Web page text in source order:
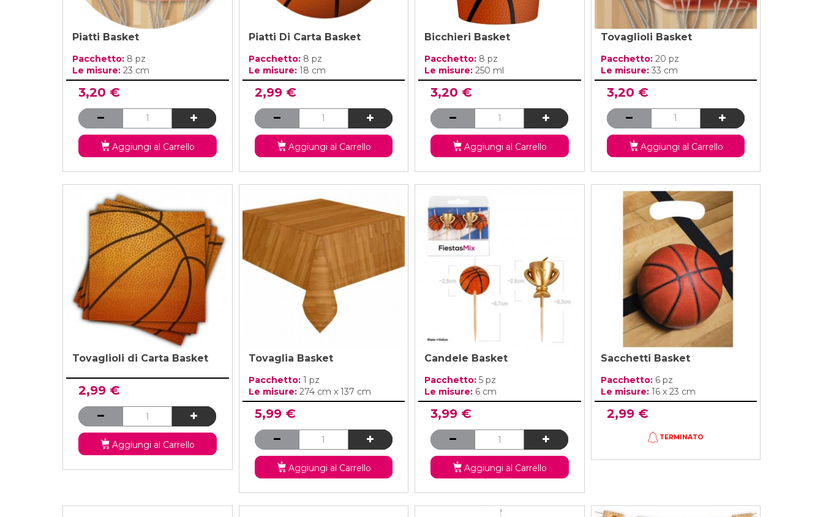
Piatti Basket
Pacchetto: 8 pz
Le misure: 23 cm
3,20 €
Aggiungi al Carrello
Piatti Di Carta Basket
Pacchetto: 8 pz
Le misure: 18 cm
2,99 €
Aggiungi al Carrello
Bicchieri Basket
Pacchetto: 8 pz
Le misure: 250 ml
3,20 €
Aggiungi al Carrello
Tovaglioli Basket
Pacchetto: 20 pz
Le misure: 33 cm
3,20 €
Aggiungi al Carrello
Tovaglioli di Carta Basket
2,99 €
Aggiungi al Carrello
Tovaglia Basket
Pacchetto: 1 pz
Le misure: 274 cm x 137 cm
5,99 €
Aggiungi al Carrello
Candele Basket
Pacchetto: 5 pz
Le misure: 6 cm
3,99 €
Aggiungi al Carrello
Sacchetti Basket
Pacchetto: 6 pz
Le misure: 16 x 23 cm
2,99 €
TERMINATO